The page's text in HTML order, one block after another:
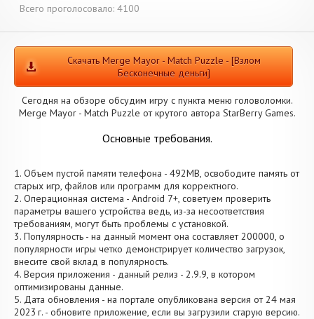
Всего проголосовало: 4100
Скачать Merge Mayor - Match Puzzle - [Взлом
Бесконечные деньги]
Сегодня на обзоре обсудим игру с пункта меню головоломки.
Merge Mayor - Match Puzzle от крутого автора StarBerry Games.
Основные требования.
1. Объем пустой памяти телефона - 492MB, освободите память от
старых игр, файлов или программ для корректного.
2. Операционная система - Android 7+, советуем проверить
параметры вашего устройства ведь, из-за несоответствия
требованиям, могут быть проблемы с установкой.
3. Популярность - на данный момент она составляет 200000, о
популярности игры четко демонстрирует количество загрузок,
внесите свой вклад в популярность.
4. Версия приложения - данный релиз - 2.9.9, в котором
оптимизированы данные.
5. Дата обновления - на портале опубликована версия от 24 мая
2023 г. - обновите приложение, если вы загрузили старую версию.